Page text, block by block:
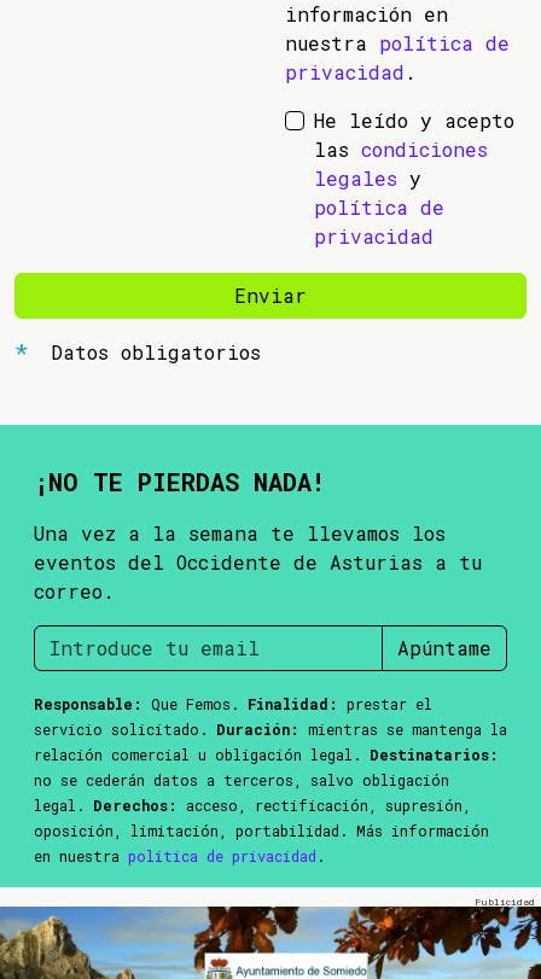
información en
nuestra política de
privacidad .
He leído y acepto
las condiciones
legales y
política de
privacidad
Enviar
Datos obligatorios
¡NO TE PIERDAS NADA!
Una vez a la semana te llevamos los
eventos del Occidente de Asturias a tu
correo.
Apúntame
Responsable: Que Femos. Finalidad:
prestar el
servicio solicitado. Duración:
mientras se mantenga la
relación comercial u obligación legal. Destinatarios:
no se cederán datos a terceros, salvo obligación
legal. Derechos:
acceso, rectificación, supresión,
oposición, limitación, portabilidad. Más información
en nuestra política de privacidad .